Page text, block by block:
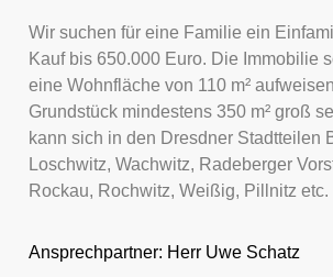
Wir suchen für eine Familie ein
Kauf bis 650.000 Euro. Die Immobilie
eine Wohnfläche von 110 m²
Grundstück mindestens 350 m² groß
kann sich in den Dresdner Stadtteilen
Loschwitz, Wachwitz, Radeberger
Rockau, Rochwitz, Weißig, Pillnitz etc.
Ansprechpartner: Herr Uwe Schatz